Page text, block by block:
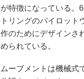
が特徴になっている。
トリングのパイロッ
作のためにデザインさ
められている。
ムーブメントは機械式